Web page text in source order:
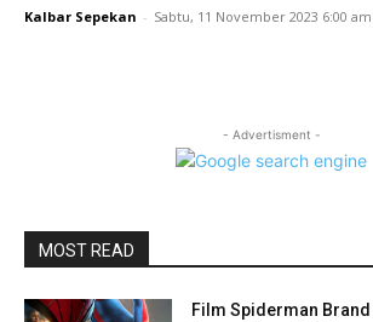
Kalbar Sepekan - Sabtu, 11 November 2023 6:00 am
- Advertisment -
MOST READ
Film Spiderman Brand